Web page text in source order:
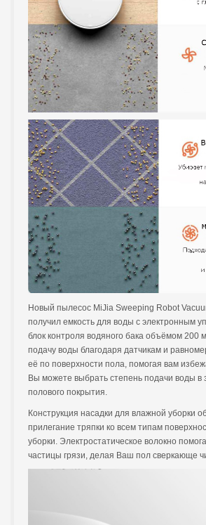
Новый пылесос MiJia Sweeping Robot
получил емкость для воды с электронным
блок контроля водяного бака объёмом 200
подачу воды благодаря датчикам и
её по поверхности пола, помогая вам
Вы можете выбрать степень подачи воды в
полового покрытия.
Конструкция насадки для влажной уборки
прилегание тряпки ко всем типам
уборки. Электростатическое волокно
частицы грязи, делая Ваш пол сверкающе